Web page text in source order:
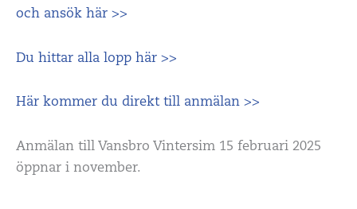
och ansök här >>
Du hittar alla lopp här >>
Här kommer du direkt till anmälan >>
Anmälan till Vansbro Vintersim 15 februari 2025
öppnar i november.